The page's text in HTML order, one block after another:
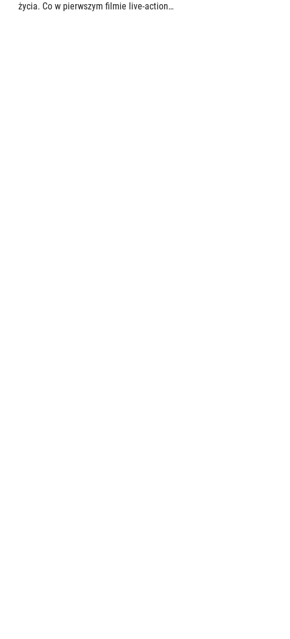
życia. Co w pierwszym filmie live-action…